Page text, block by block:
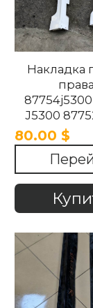
Накладка
J5300
87754-
Stinger
80.00 $